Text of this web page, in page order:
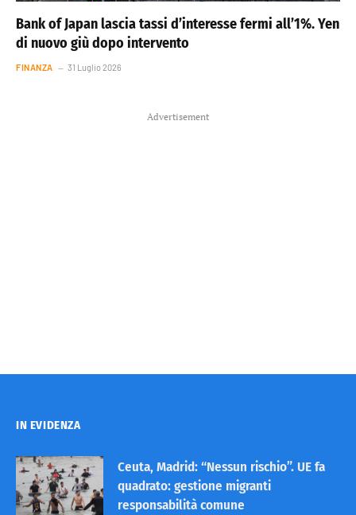
Bank of Japan lascia tassi d’interesse fermi all’1%. Yen
di nuovo giù dopo intervento
FINANZA 31 Luglio 2026
Advertisement
IN EVIDENZA
Ceuta, Madrid: “Nessun rischio”. UE fa
quadrato: gestione migranti
responsabilità comune